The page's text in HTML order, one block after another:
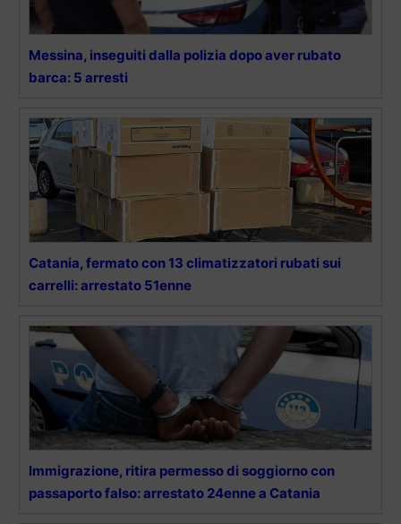
Messina, inseguiti dalla polizia dopo aver rubato
barca: 5 arresti
Catania, fermato con 13 climatizzatori rubati sui
carrelli: arrestato 51enne
Immigrazione, ritira permesso di soggiorno con
passaporto falso: arrestato 24enne a Catania